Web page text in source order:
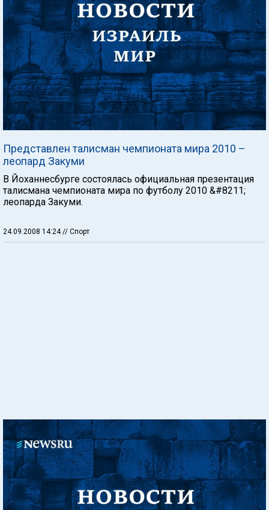
Представлен талисман чемпионата мира 2010 –
леопард Закуми
В Йоханнесбурге состоялась официальная презентация
талисмана чемпионата мира по футболу 2010 &#8211;
леопарда Закуми.
24.09.2008 14:24 // Спорт